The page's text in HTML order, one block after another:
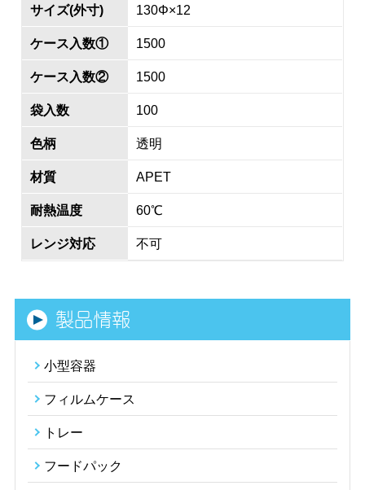
サイズ(外寸) 130Φ×12
ケース入数① 1500
ケース入数② 1500
袋入数 100
色柄 透明
材質 APET
耐熱温度 60℃
レンジ対応 不可
製品情報
小型容器
フィルムケース
トレー
フードパック